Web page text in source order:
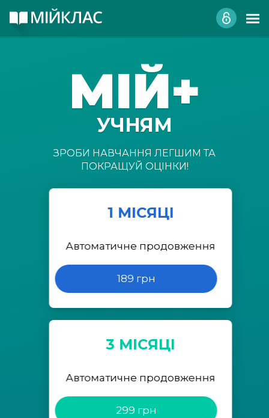
МІЙ+
УЧНЯМ
ЗРОБИ НАВЧАННЯ ЛЕГШИМ ТА
ПОКРАЩУЙ ОЦІНКИ!
1 МІСЯЦІ
Автоматичне продовження
189 грн
3 МІСЯЦІ
Автоматичне продовження
299 грн